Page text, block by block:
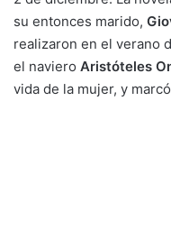
su entonces marido,
realizaron en el verano
el naviero Aristóteles
vida de la mujer, y